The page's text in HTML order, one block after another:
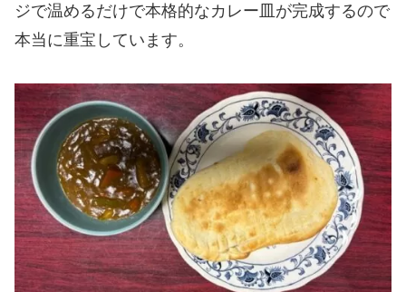
ジで温めるだけで本格的なカレー皿が完成するので
本当に重宝しています。